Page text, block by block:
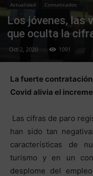
Actualidad Comunicados
Los jóvenes, las
que oculta la
Oct 2, 2020 1091
La fuerte
Covid alivia el
Las cifras de paro
han sido tan
características de
turismo y en un
desplome del